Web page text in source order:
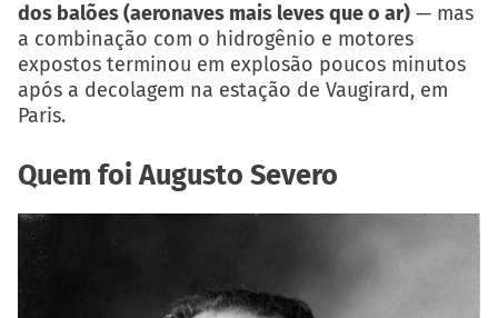
dos balões (aeronaves mais leves que o ar) — mas
a combinação com o hidrogênio e motores
expostos terminou em explosão poucos minutos
após a decolagem na estação de Vaugirard, em
Paris.
Quem foi Augusto Severo